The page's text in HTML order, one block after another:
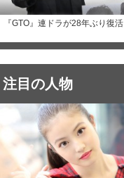
『GTO』連ドラが28年ぶり復活
注目の人物